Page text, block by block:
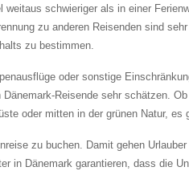
schwieriger als in einer
zu anderen Reisenden sind
zu bestimmen.
oder sonstige
Dänemark-Reisende sehr schätzen.
oder mitten in der grünen Natur, es
zu buchen. Damit gehen
in Dänemark garantieren, dass die